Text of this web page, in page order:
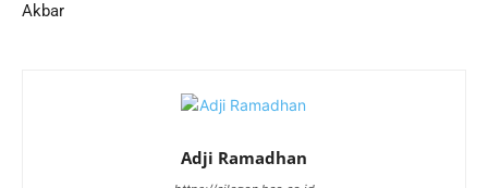
Akbar
Adji Ramadhan